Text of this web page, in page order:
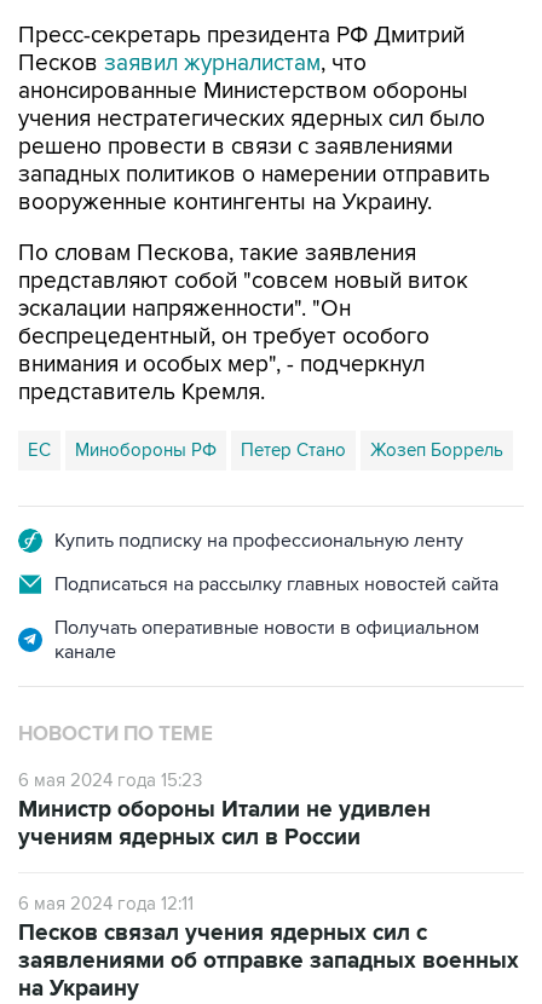
Пресс-секретарь президента РФ Дмитрий
Песков заявил журналистам, что
анонсированные Министерством обороны
учения нестратегических ядерных сил было
решено провести в связи с заявлениями
западных политиков о намерении отправить
вооруженные контингенты на Украину.
По словам Пескова, такие заявления
представляют собой "совсем новый виток
эскалации напряженности". "Он
беспрецедентный, он требует особого
внимания и особых мер", - подчеркнул
представитель Кремля.
ЕС Минобороны РФ Петер Стано Жозеп Боррель
Купить подписку на профессиональную ленту
Подписаться на рассылку главных новостей сайта
Получать оперативные новости в официальном
канале
НОВОСТИ ПО ТЕМЕ
6 мая 2024 года 15:23
Министр обороны Италии не удивлен
учениям ядерных сил в России
6 мая 2024 года 12:11
Песков связал учения ядерных сил с
заявлениями об отправке западных военных
на Украину